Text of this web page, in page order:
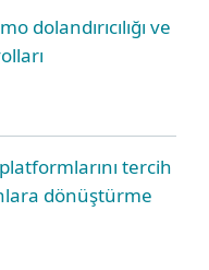
dolandırıcılığı ve
tercih
dönüştürme